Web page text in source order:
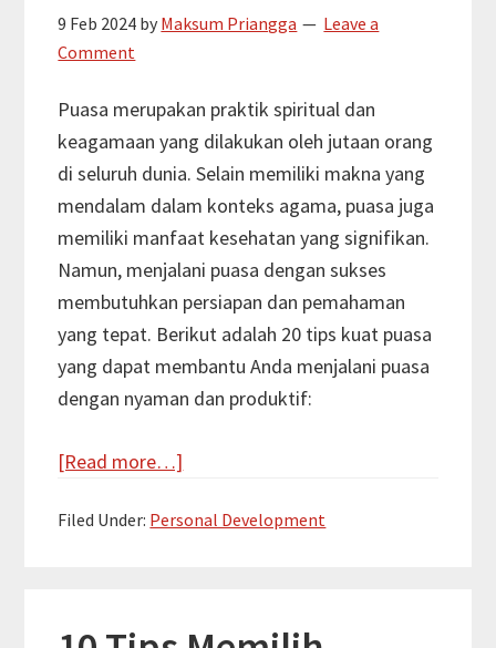
9 Feb 2024 by Maksum Priangga
Leave a
Comment
Puasa merupakan praktik spiritual dan
keagamaan yang dilakukan oleh jutaan orang
di seluruh dunia. Selain memiliki makna yang
mendalam dalam konteks agama, puasa juga
memiliki manfaat kesehatan yang signifikan.
Namun, menjalani puasa dengan sukses
membutuhkan persiapan dan pemahaman
yang tepat. Berikut adalah 20 tips kuat puasa
yang dapat membantu Anda menjalani puasa
dengan nyaman dan produktif:
[Read more…]
Kuat
Filed Under: Personal Development